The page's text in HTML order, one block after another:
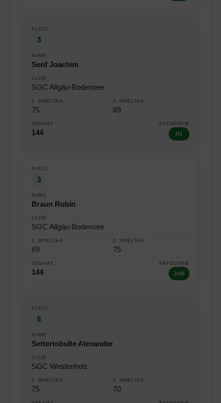
3
Senf Joachim
SGC Allgäu-Bodensee
75 69
144 H1
3
Braun Robin
SGC Allgäu-Bodensee
69 75
144 JuM
5
Settertobulte Alexander
SGC Westenholz
75 70